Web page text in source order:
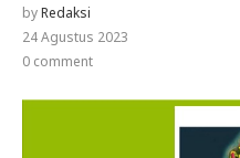
byRedaksi
24 Agustus 2023
0 comment